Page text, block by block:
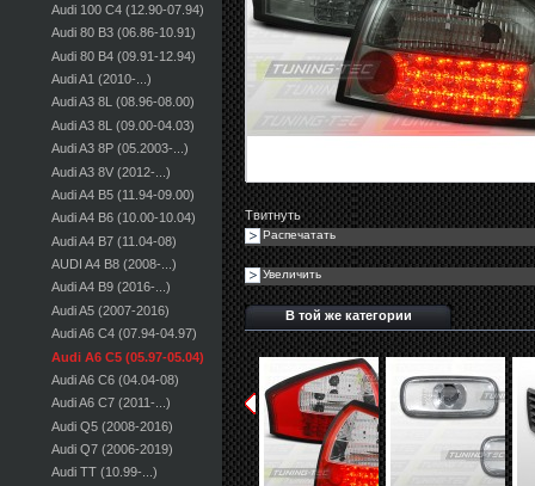
Audi 100 С4 (12.90-07.94)
Audi 80 B3 (06.86-10.91)
Audi 80 B4 (09.91-12.94)
Audi A1 (2010-...)
Audi A3 8L (08.96-08.00)
Audi A3 8L (09.00-04.03)
Audi A3 8P (05.2003-...)
Audi A3 8V (2012-...)
Audi A4 B5 (11.94-09.00)
Audi A4 B6 (10.00-10.04)
Audi A4 B7 (11.04-08)
AUDI A4 B8 (2008-...)
Audi A4 B9 (2016-...)
Audi A5 (2007-2016)
Audi A6 C4 (07.94-04.97)
Audi A6 C5 (05.97-05.04)
Audi A6 C6 (04.04-08)
Audi A6 C7 (2011-...)
Audi Q5 (2008-2016)
Audi Q7 (2006-2019)
Audi TT (10.99-...)
Твитнуть
Распечатать
Увеличить
В той же категории